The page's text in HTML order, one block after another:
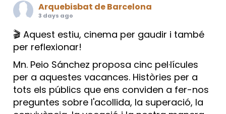
Arquebisbat de Barcelona
3 days ago
🎬 Aquest estiu, cinema per gaudir i també
per reflexionar!
Mn. Peio Sánchez proposa cinc pel·lícules
per a aquestes vacances. Històries per a
tots els públics que ens conviden a fer-nos
preguntes sobre l'acollida, la superació, la